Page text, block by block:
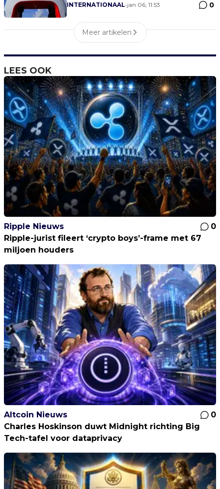
Tesla-aandelen $TSLA
INTERNATIONAAL•jan 06, 11:53 0
Meer artikelen
LEES OOK
Ripple Nieuws
0
Ripple-jurist fileert ‘crypto boys’-frame met 67
miljoen houders
Altcoin Nieuws
0
Charles Hoskinson duwt Midnight richting Big
Tech-tafel voor dataprivacy